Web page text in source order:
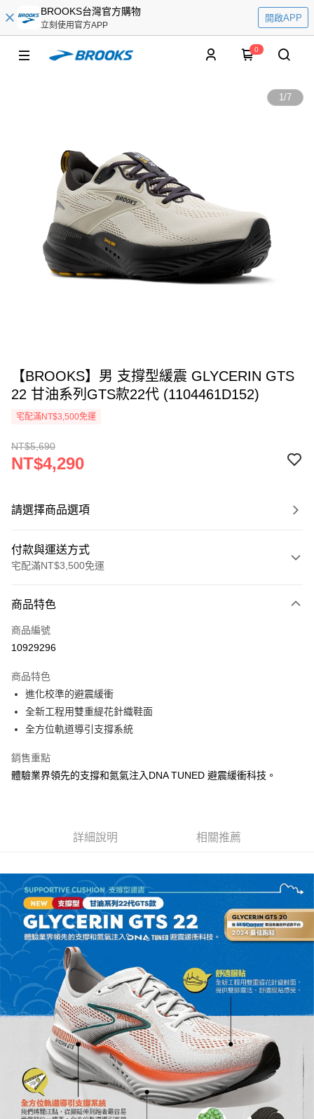
BROOKS台灣官方購物
立刻使用官方APP
開啟APP
0
1/7
【BROOKS】男 支撐型緩震 GLYCERIN GTS
22 甘油系列GTS款22代 (1104461D152)
宅配滿NT$3,500免運
NT$5,690
NT$4,290
請選擇商品選項
付款與運送方式
宅配滿NT$3,500免運
信用卡一次付款
ATM付款
運送方式
宅配
每筆NT$100，滿NT$3,500(含以上)免運費
商品特色
商品編號
10929296
商品特色
進化校準的避震緩衝
全新工程用雙重緹花針織鞋面
全方位軌道導引支撐系統
銷售重點
體驗業界領先的支撐和氮氣注入DNA TUNED 避震緩衝科技。
詳細說明 相關推薦